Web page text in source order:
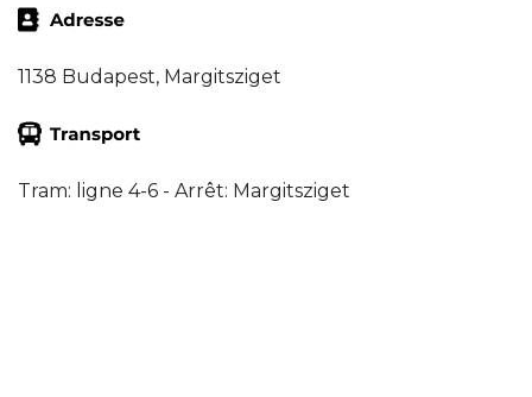
1138 Budapest, Margitsziget
Tram: ligne 4-6 - Arrêt: Margitsziget